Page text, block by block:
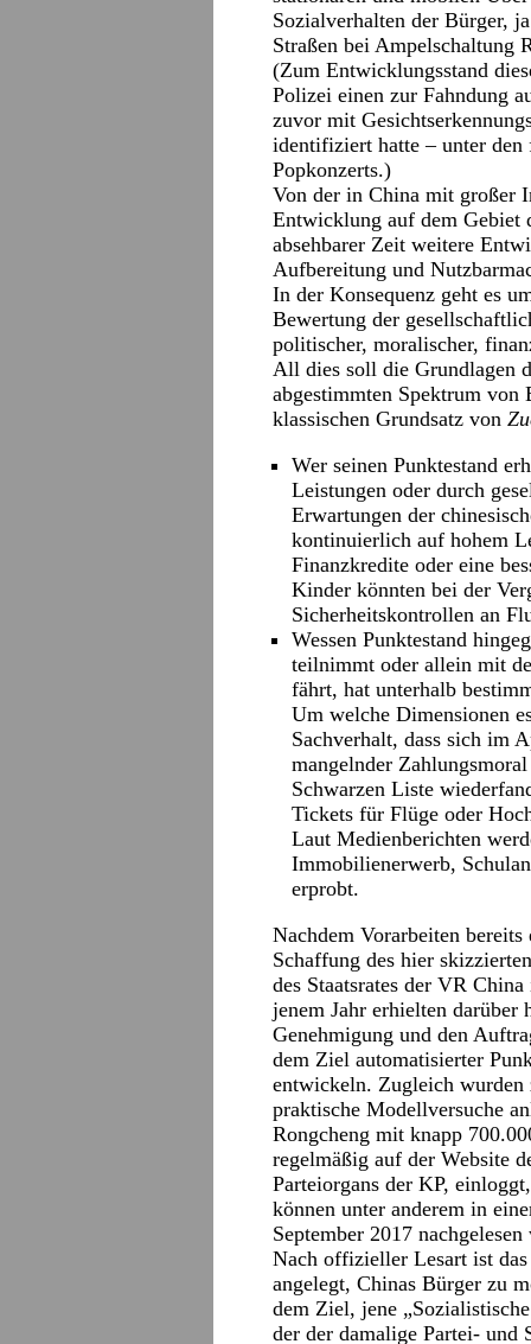
Sozialverhalten der Bürger,
Straßen bei Ampelschaltung
(Zum Entwicklungsstand
Polizei einen zur Fahndung
zuvor mit
identifiziert hatte – unter den
Popkonzerts.)
Von der in China mit großer
Entwicklung auf dem Gebiet
absehbarer Zeit weitere
Aufbereitung und
In der Konsequenz geht es
Bewertung der
politischer, moralischer,
All dies soll die Grundlagen
abgestimmten Spektrum
klassischen Grundsatz von
Wer seinen Punktestand
Leistungen oder durch
Erwartungen der
kontinuierlich auf hohem
Finanzkredite oder eine
Kinder könnten bei der
Sicherheitskontrollen an
Wessen Punktestand
teilnimmt oder allein mit
fährt, hat unterhalb
Um welche Dimensionen
Sachverhalt, dass sich im
mangelnder
Schwarzen Liste
Tickets für Flüge oder
Laut Medienberichten
Immobilienerwerb,
erprobt.
Nachdem Vorarbeiten
Schaffung des hier
des Staatsrates der VR
jenem Jahr erhielten darüber
Genehmigung und den
dem Ziel automatisierter
entwickeln. Zugleich wurden
praktische Modellversuche
Rongcheng mit knapp
regelmäßig auf der Website
Parteiorgans der KP,
können unter anderem in
September 2017
Nach offizieller Lesart ist
angelegt, Chinas Bürger zu
dem Ziel, jene
der der damalige Partei- und